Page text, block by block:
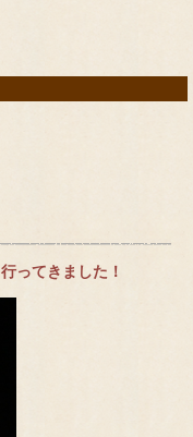
ってきました！